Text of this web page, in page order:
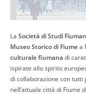
La Società di Studi
Museo Storico di Fiumea
culturale fiumana di
ispirate allo spirito
di collaborazione con tutti
nell’attuale città di Fiume